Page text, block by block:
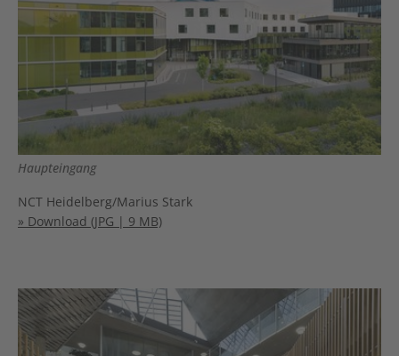
Haupteingang
NCT Heidelberg/Marius Stark
» Download (JPG | 9 MB)